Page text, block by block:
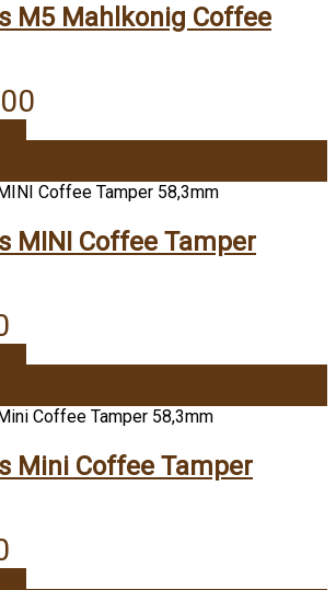
M5 Mahlkonig Coffee
MINI Coffee Tamper
Mini Coffee Tamper